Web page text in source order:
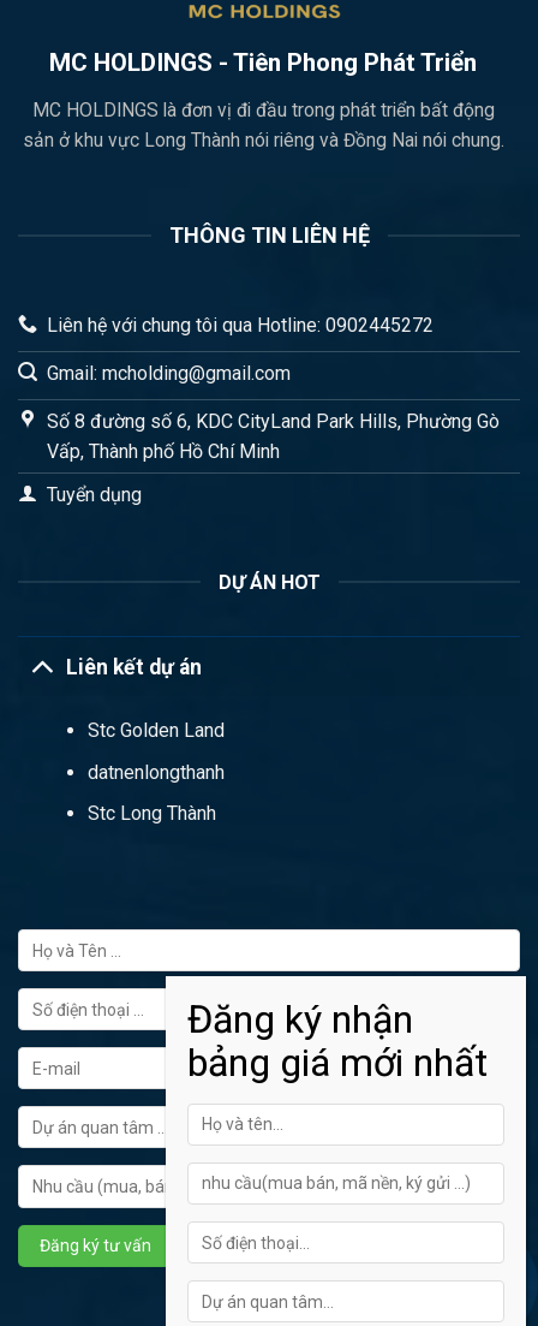
MC HOLDINGS - Tiên Phong Phát Triển
MC HOLDINGS là đơn vị đi đầu trong phát triển bất động
sản ở khu vực Long Thành nói riêng và Đồng Nai nói chung.
THÔNG TIN LIÊN HỆ
Liên hệ với chung tôi qua Hotline: 0902445272
Gmail: mcholding@gmail.com
Số 8 đường số 6, KDC CityLand Park Hills, Phường Gò
Vấp, Thành phố Hồ Chí Minh
Tuyển dụng
DỰ ÁN HOT
Liên kết dự án
Stc Golden Land
datnenlongthanh
Stc Long Thành
FORM ĐĂNG KÝ TƯ VẤN